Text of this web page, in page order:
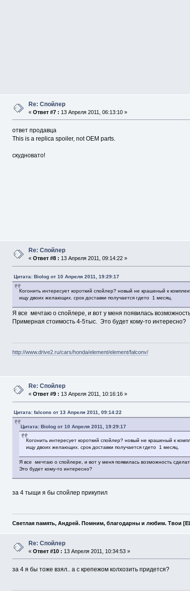
Re: Спойлер
« Ответ #7 : 13 Апреля 2011, 06:13:10 »
ответ продавца
This is a replica spoiler, not OEM parts.
скудновато!
Re: Спойлер
« Ответ #8 : 13 Апреля 2011, 09:14:22 »
Цитата: Biolog от 10 Апреля 2011, 19:29:17
Когонить интересует короткий спойлер? новый не крашеный к
ищу двоих желающих. срок доставки получается гдето 1 месяц.
Я все мечтаю о спойлере, и вот у меня появилась
Примерная стоимость 4-5тыс. Это будет кому-то интересно?
http://www.drive2.ru/cars/honda/element/element/falconv/
Re: Спойлер
« Ответ #9 : 13 Апреля 2011, 10:16:16 »
Цитата: falcons от 13 Апреля 2011, 09:14:22
Цитата: Biolog от 10 Апреля 2011, 19:29:17
Когонить интересует короткий спойлер? новый не крашеный к
ищу двоих желающих. срок доставки получается гдето 1 месяц.
Я все мечтаю о спойлере, и вот у меня появилась возможность
Это будет кому-то интересно?
за 4 тыщи я бы спойлер прикупил
Светлая память, Андрей. Помним, благодарны и любим. Твои
Re: Спойлер
« Ответ #10 : 13 Апреля 2011, 10:34:53 »
за 4 я бы тоже взял.. а с крепежом колхозить придется?